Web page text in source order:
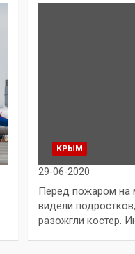
КРЫМ
29-06-2020
Перед пожаром на
видели
разожгли костер.